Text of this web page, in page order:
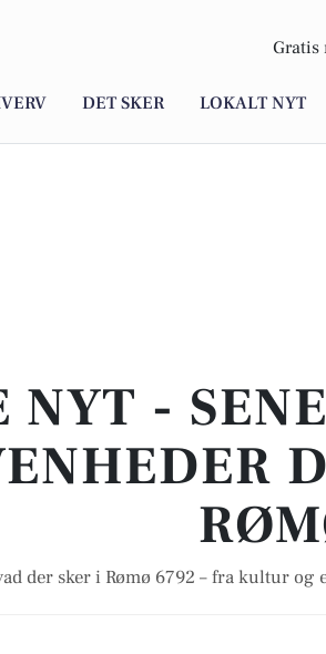
Gratis
DET SKER LOKALT NYT
NYT -
der sker i Rømø 6792 – fra kultur